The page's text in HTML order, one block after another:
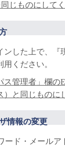
じものにしてく
した上で、『
ください。
ス管理者」欄
と同じものに
情報の変更
ード・メール